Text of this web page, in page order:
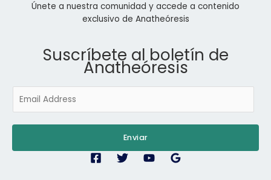
Únete a nuestra comunidad y accede a contenido
exclusivo de Anatheóresis
Suscríbete al boletín de
Anatheóresis
m
i
Enviar